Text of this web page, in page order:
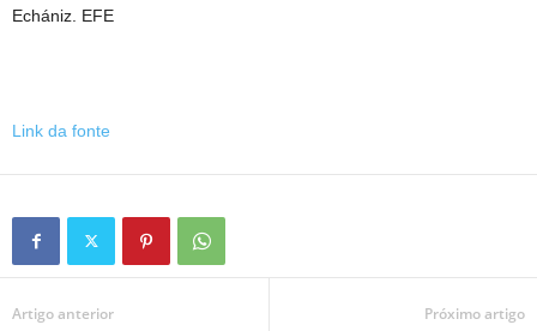
Echániz. EFE
Link da fonte
Artigo anterior Próximo artigo